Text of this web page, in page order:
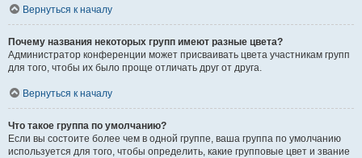
Вернуться к началу
Почему названия некоторых групп имеют разные цвета?
Администратор конференции может присваивать цвета участникам групп
для того, чтобы их было проще отличать друг от друга.
Вернуться к началу
Что такое группа по умолчанию?
Если вы состоите более чем в одной группе, ваша группа по умолчанию
используется для того, чтобы определить, какие групповые цвет и звание